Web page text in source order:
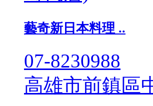
藝奇新日本料理 ..
07-8230988
高雄市前鎮區